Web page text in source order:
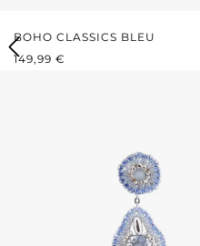
BOHO CLASSICS BLEU
PRIX RÉGULIER :
149,99 €